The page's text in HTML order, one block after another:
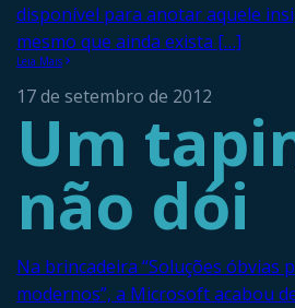
disponível para anotar aquele
mesmo que ainda exista […]
Leia Mais
17 de setembro de 2012
Um
não dói
Na brincadeira “Soluções óbvias
modernos”, a Microsoft acabou